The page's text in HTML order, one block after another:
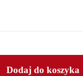
Dodaj do koszyka